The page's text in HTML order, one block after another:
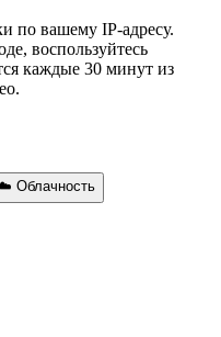
по вашему IP-адресу.
воспользуйтесь
каждые 30 минут из
Облачность